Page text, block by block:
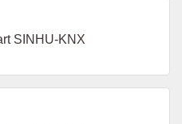
SINHU-KNX